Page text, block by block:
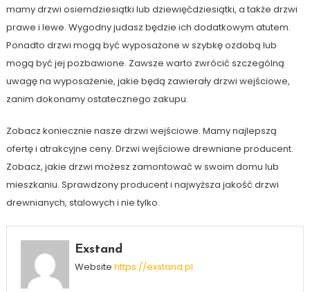
mamy drzwi osiemdziesiątki lub dziewięćdziesiątki, a także drzwi
prawe i lewe. Wygodny judasz będzie ich dodatkowym atutem.
Ponadto drzwi mogą być wyposażone w szybkę ozdobą lub
mogą być jej pozbawione. Zawsze warto zwrócić szczególną
uwagę na wyposażenie, jakie będą zawierały drzwi wejściowe,
zanim dokonamy ostatecznego zakupu.
Zobacz koniecznie nasze drzwi wejściowe. Mamy najlepszą
ofertę i atrakcyjne ceny. Drzwi wejściowe drewniane producent.
Zobacz, jakie drzwi możesz zamontować w swoim domu lub
mieszkaniu. Sprawdzony producent i najwyższa jakość drzwi
drewnianych, stalowych i nie tylko.
Exstand
Website https://exstand.pl